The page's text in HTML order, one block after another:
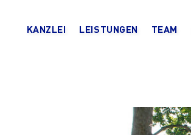
KANZLEI LEISTUNGEN TEAM